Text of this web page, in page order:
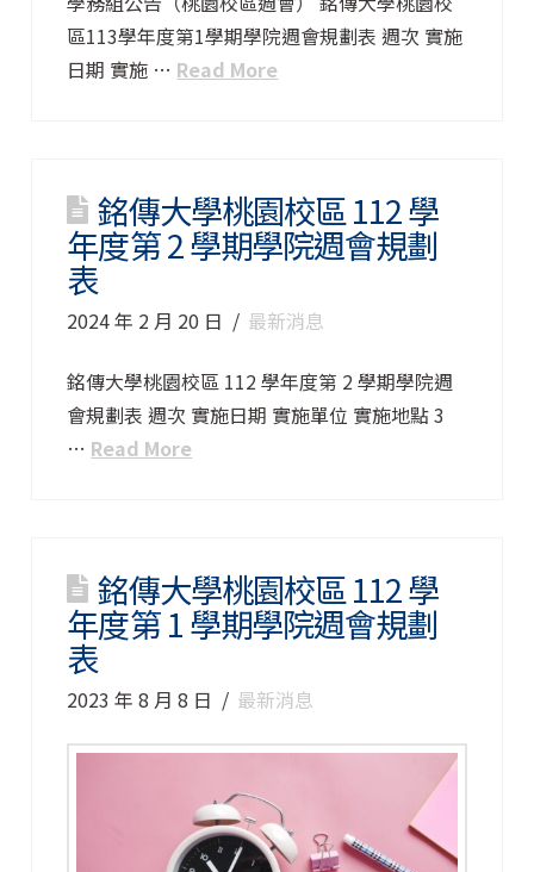
區113學年度第1學期學院週會規劃表 週次 實施
日期 實施 … Read More
銘傳大學桃園校區 112 學
年度第 2 學期學院週會規劃
表
2024 年 2 月 20 日 最新消息
銘傳大學桃園校區 112 學年度第 2 學期學院週
會規劃表 週次 實施日期 實施單位 實施地點 3
… Read More
銘傳大學桃園校區 112 學
年度第 1 學期學院週會規劃
表
2023 年 8 月 8 日 最新消息